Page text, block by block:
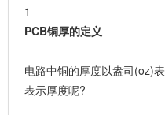
1
PCB铜厚的定义
电路中铜的厚度以盎司(oz)
表示厚度呢?